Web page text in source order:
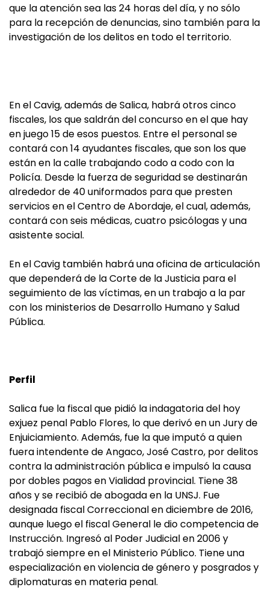
que la atención sea las 24 horas del día, y no sólo
para la recepción de denuncias, sino también para la
investigación de los delitos en todo el territorio.
En el Cavig, además de Salica, habrá otros cinco
fiscales, los que saldrán del concurso en el que hay
en juego 15 de esos puestos. Entre el personal se
contará con 14 ayudantes fiscales, que son los que
están en la calle trabajando codo a codo con la
Policía. Desde la fuerza de seguridad se destinarán
alrededor de 40 uniformados para que presten
servicios en el Centro de Abordaje, el cual, además,
contará con seis médicas, cuatro psicólogas y una
asistente social.
En el Cavig también habrá una oficina de articulación
que dependerá de la Corte de la Justicia para el
seguimiento de las víctimas, en un trabajo a la par
con los ministerios de Desarrollo Humano y Salud
Pública.
Perfil
Salica fue la fiscal que pidió la indagatoria del hoy
exjuez penal Pablo Flores, lo que derivó en un Jury de
Enjuiciamiento. Además, fue la que imputó a quien
fuera intendente de Angaco, José Castro, por delitos
contra la administración pública e impulsó la causa
por dobles pagos en Vialidad provincial. Tiene 38
años y se recibió de abogada en la UNSJ. Fue
designada fiscal Correccional en diciembre de 2016,
aunque luego el fiscal General le dio competencia de
Instrucción. Ingresó al Poder Judicial en 2006 y
trabajó siempre en el Ministerio Público. Tiene una
especialización en violencia de género y posgrados y
diplomaturas en materia penal.